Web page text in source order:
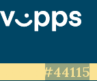
LEVE: #44115